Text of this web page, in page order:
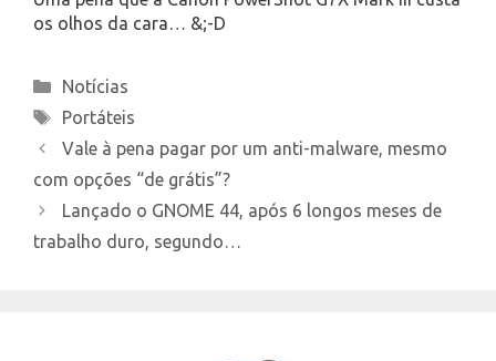
os olhos da cara… &;-D
Categories
Notícias
Tags
Portáteis
Vale à pena pagar por um anti-malware, mesmo
com opções “de grátis”?
Lançado o GNOME 44, após 6 longos meses de
trabalho duro, segundo…